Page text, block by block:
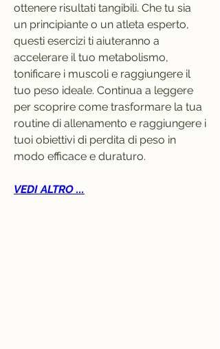
ottenere risultati tangibili. Che tu sia
un principiante o un atleta esperto,
questi esercizi ti aiuteranno a
accelerare il tuo metabolismo,
tonificare i muscoli e raggiungere il
tuo peso ideale. Continua a leggere
per scoprire come trasformare la tua
routine di allenamento e raggiungere i
tuoi obiettivi di perdita di peso in
modo efficace e duraturo.
VEDI ALTRO ...